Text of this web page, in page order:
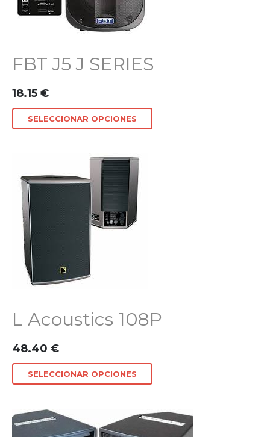
FBT J5 J SERIES
18.15 €
SELECCIONAR OPCIONES
L Acoustics 108P
48.40 €
SELECCIONAR OPCIONES